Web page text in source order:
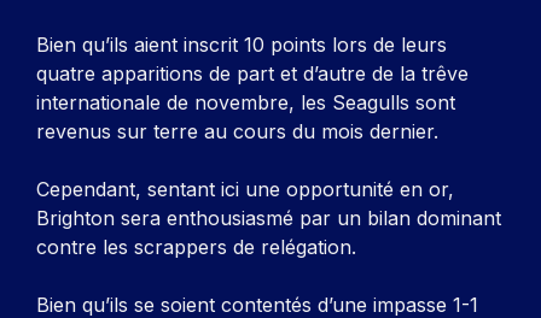
Bien qu’ils aient inscrit 10 points lors de leurs
quatre apparitions de part et d’autre de la trêve
internationale de novembre, les Seagulls sont
revenus sur terre au cours du mois dernier.
Cependant, sentant ici une opportunité en or,
Brighton sera enthousiasmé par un bilan dominant
contre les scrappers de relégation.
Bien qu’ils se soient contentés d’une impasse 1-1